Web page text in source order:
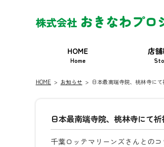
株式会社 おきなわプロ
HOME
Home
店
HOME > お知らせ > 日本最南端寺院、桃林寺に
日本最南端寺院、桃林寺にて祈
千葉ロッテマリーンズさんとの